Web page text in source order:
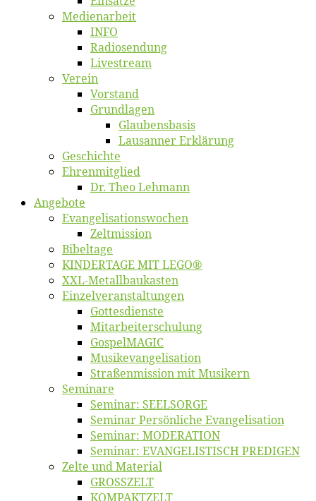
Me­di­en­ar­beit
INFO
Ra­dio­sen­dung
Live­stream
Ver­ein
Vor­stand
Grund­la­gen
Glaubens­ba­sis
Lausan­ner Erklärung
Ge­schich­te
Eh­ren­mit­glied
Dr. Theo Lehmann
An­ge­bo­te
Evangelisa­tions­wo­chen
Zelt­mis­si­on
Bi­bel­ta­ge
KINDERTAGE MIT LEGO®
XXL-Me­­tal­l­­bau­­kas­­ten
Einzelver­an­stal­tungen
Got­tes­diens­te
Mitarbeiter­schulung
Gos­pel­MA­GIC
Musikevan­ge­li­sa­tion
Straßenmis­sion mit Musikern
Se­mi­na­re
Se­mi­nar: SEELSORGE
Se­mi­nar Per­sön­li­che Evangelisation
Se­mi­nar: MODERATION
Se­mi­nar: EVANGELISTISCH PREDIGEN
Zel­te und Material
GROSSZELT
KOMPAKTZELT